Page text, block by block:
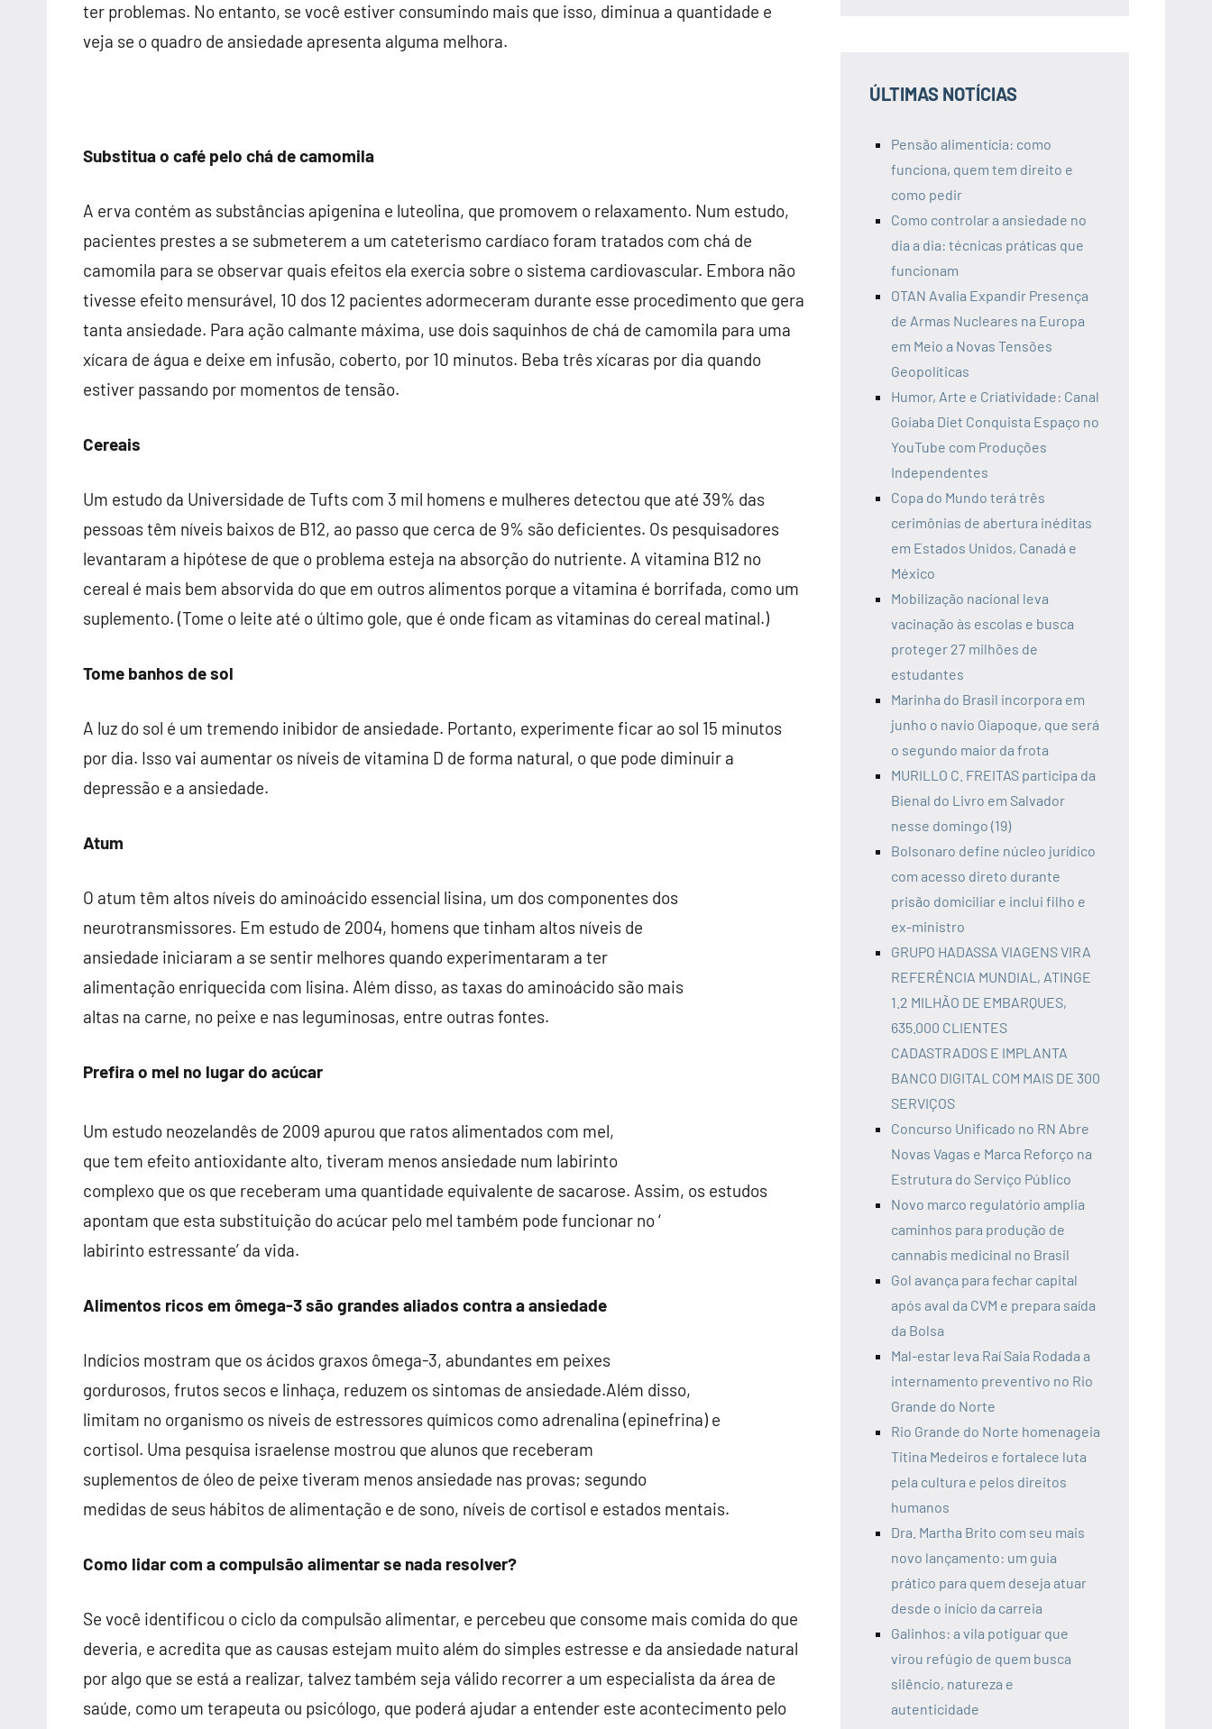
ter problemas. No entanto, se você estiver consumindo mais que isso, diminua a quantidade e
veja se o quadro de ansiedade apresenta alguma melhora.
Substitua o café pelo chá de camomila
A erva contém as substâncias apigenina e luteolina, que promovem o relaxamento. Num estudo,
pacientes prestes a se submeterem a um cateterismo cardíaco foram tratados com chá de
camomila para se observar quais efeitos ela exercia sobre o sistema cardiovascular. Embora não
tivesse efeito mensurável, 10 dos 12 pacientes adormeceram durante esse procedimento que gera
tanta ansiedade. Para ação calmante máxima, use dois saquinhos de chá de camomila para uma
xícara de água e deixe em infusão, coberto, por 10 minutos. Beba três xícaras por dia quando
estiver passando por momentos de tensão.
Cereais
Um estudo da Universidade de Tufts com 3 mil homens e mulheres detectou que até 39% das
pessoas têm níveis baixos de B12, ao passo que cerca de 9% são deficientes. Os pesquisadores
levantaram a hipótese de que o problema esteja na absorção do nutriente. A vitamina B12 no
cereal é mais bem absorvida do que em outros alimentos porque a vitamina é borrifada, como um
suplemento. (Tome o leite até o último gole, que é onde ficam as vitaminas do cereal matinal.)
Tome banhos de sol
A luz do sol é um tremendo inibidor de ansiedade. Portanto, experimente ficar ao sol 15 minutos
por dia. Isso vai aumentar os níveis de vitamina D de forma natural, o que pode diminuir a
depressão e a ansiedade.
Atum
O atum têm altos níveis do aminoácido essencial lisina, um dos componentes dos
neurotransmissores. Em estudo de 2004, homens que tinham altos níveis de
ansiedade iniciaram a se sentir melhores quando experimentaram a ter
alimentação enriquecida com lisina. Além disso, as taxas do aminoácido são mais
altas na carne, no peixe e nas leguminosas, entre outras fontes.
Prefira o mel no lugar do acúcar
Um estudo neozelandês de 2009 apurou que ratos alimentados com mel,
que tem efeito antioxidante alto, tiveram menos ansiedade num labirinto
complexo que os que receberam uma quantidade equivalente de sacarose. Assim, os estudos
apontam que esta substituição do acúcar pelo mel também pode funcionar no ‘
labirinto estressante’ da vida.
Alimentos ricos em ômega-3 são grandes aliados contra a ansiedade
Indícios mostram que os ácidos graxos ômega-3, abundantes em peixes
gordurosos, frutos secos e linhaça, reduzem os sintomas de ansiedade.Além disso,
limitam no organismo os níveis de estressores químicos como adrenalina (epinefrina) e
cortisol. Uma pesquisa israelense mostrou que alunos que receberam
suplementos de óleo de peixe tiveram menos ansiedade nas provas; segundo
medidas de seus hábitos de alimentação e de sono, níveis de cortisol e estados mentais.
Como lidar com a compulsão alimentar se nada resolver?
Se você identificou o ciclo da compulsão alimentar, e percebeu que consome mais comida do que
deveria, e acredita que as causas estejam muito além do simples estresse e da ansiedade natural
por algo que se está a realizar, talvez também seja válido recorrer a um especialista da área de
saúde, como um terapeuta ou psicólogo, que poderá ajudar a entender este acontecimento pelo
ÚLTIMAS NOTÍCIAS
Pensão alimentícia: como
funciona, quem tem direito e
como pedir
Como controlar a ansiedade no
dia a dia: técnicas práticas que
funcionam
OTAN Avalia Expandir Presença
de Armas Nucleares na Europa
em Meio a Novas Tensões
Geopolíticas
Humor, Arte e Criatividade: Canal
Goiaba Diet Conquista Espaço no
YouTube com Produções
Independentes
Copa do Mundo terá três
cerimônias de abertura inéditas
em Estados Unidos, Canadá e
México
Mobilização nacional leva
vacinação às escolas e busca
proteger 27 milhões de
estudantes
Marinha do Brasil incorpora em
junho o navio Oiapoque, que será
o segundo maior da frota
MURILLO C. FREITAS participa da
Bienal do Livro em Salvador
nesse domingo (19)
Bolsonaro define núcleo jurídico
com acesso direto durante
prisão domiciliar e inclui filho e
ex-ministro
GRUPO HADASSA VIAGENS VIRA
REFERÊNCIA MUNDIAL, ATINGE
1.2 MILHÃO DE EMBARQUES,
635.000 CLIENTES
CADASTRADOS E IMPLANTA
BANCO DIGITAL COM MAIS DE 300
SERVIÇOS
Concurso Unificado no RN Abre
Novas Vagas e Marca Reforço na
Estrutura do Serviço Público
Novo marco regulatório amplia
caminhos para produção de
cannabis medicinal no Brasil
Gol avança para fechar capital
após aval da CVM e prepara saída
da Bolsa
Mal-estar leva Raí Saia Rodada a
internamento preventivo no Rio
Grande do Norte
Rio Grande do Norte homenageia
Titina Medeiros e fortalece luta
pela cultura e pelos direitos
humanos
Dra. Martha Brito com seu mais
novo lançamento: um guia
prático para quem deseja atuar
desde o início da carreia
Galinhos: a vila potiguar que
virou refúgio de quem busca
silêncio, natureza e
autenticidade